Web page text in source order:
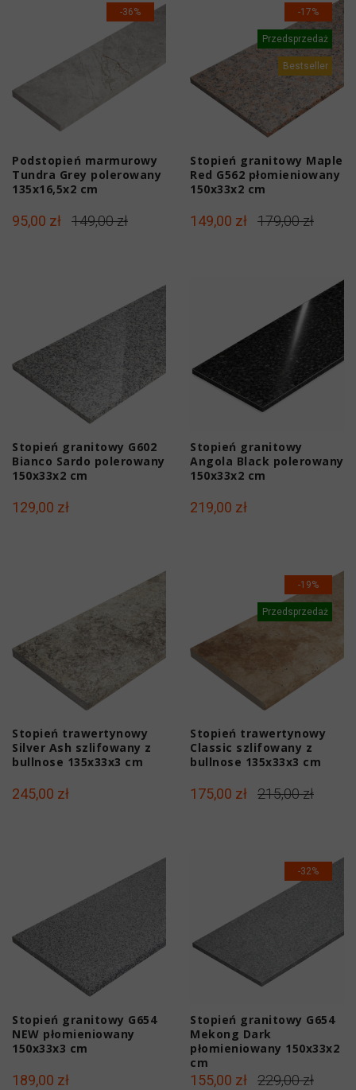
-36%
Podstopień marmurowy
Tundra Grey polerowany
135x16,5x2 cm
95,00 zł 149,00 zł
-17%
Przedsprzedaż
Bestseller
Stopień granitowy Maple
Red G562 płomieniowany
150x33x2 cm
149,00 zł 179,00 zł
Stopień granitowy G602
Bianco Sardo polerowany
150x33x2 cm
129,00 zł
Stopień granitowy
Angola Black polerowany
150x33x2 cm
219,00 zł
Stopień trawertynowy
Silver Ash szlifowany z
bullnose 135x33x3 cm
245,00 zł
-19%
Przedsprzedaż
Stopień trawertynowy
Classic szlifowany z
bullnose 135x33x3 cm
175,00 zł 215,00 zł
Stopień granitowy G654
NEW płomieniowany
150x33x3 cm
189,00 zł
-32%
Stopień granitowy G654
Mekong Dark
płomieniowany 150x33x2
cm
155,00 zł 229,00 zł